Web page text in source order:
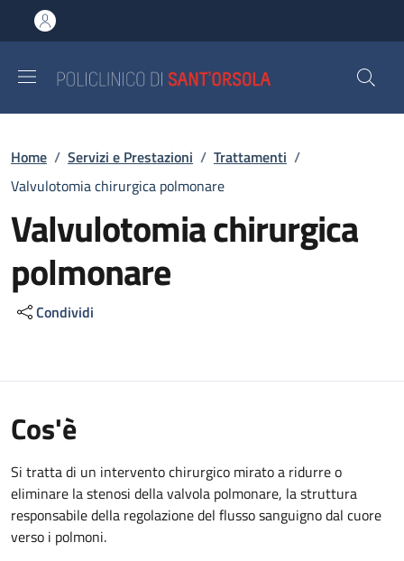
al contenuto principale
to footer content
Briciole di pane
Home / Servizi e Prestazioni / Trattamenti /
Valvulotomia chirurgica polmonare
Valvulotomia chirurgica
polmonare
Condividi
Cos'è
Si tratta di un intervento chirurgico mirato a ridurre o
eliminare la stenosi della valvola polmonare, la struttura
responsabile della regolazione del flusso sanguigno dal cuore
verso i polmoni.